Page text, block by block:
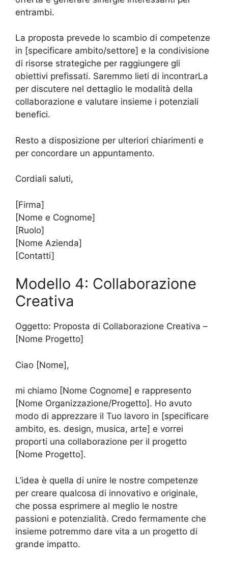
entrambi.
La proposta prevede lo scambio di competenze
in [specificare ambito/settore] e la condivisione
di risorse strategiche per raggiungere gli
obiettivi prefissati. Saremmo lieti di incontrarLa
per discutere nel dettaglio le modalità della
collaborazione e valutare insieme i potenziali
benefici.
Resto a disposizione per ulteriori chiarimenti e
per concordare un appuntamento.
Cordiali saluti,
[Firma]
[Nome e Cognome]
[Ruolo]
[Nome Azienda]
[Contatti]
Modello 4: Collaborazione
Creativa
Oggetto: Proposta di Collaborazione Creativa –
[Nome Progetto]
Ciao [Nome],
mi chiamo [Nome Cognome] e rappresento
[Nome Organizzazione/Progetto]. Ho avuto
modo di apprezzare il Tuo lavoro in [specificare
ambito, es. design, musica, arte] e vorrei
proporti una collaborazione per il progetto
[Nome Progetto].
L’idea è quella di unire le nostre competenze
per creare qualcosa di innovativo e originale,
che possa esprimere al meglio le nostre
passioni e potenzialità. Credo fermamente che
insieme potremmo dare vita a un progetto di
grande impatto.